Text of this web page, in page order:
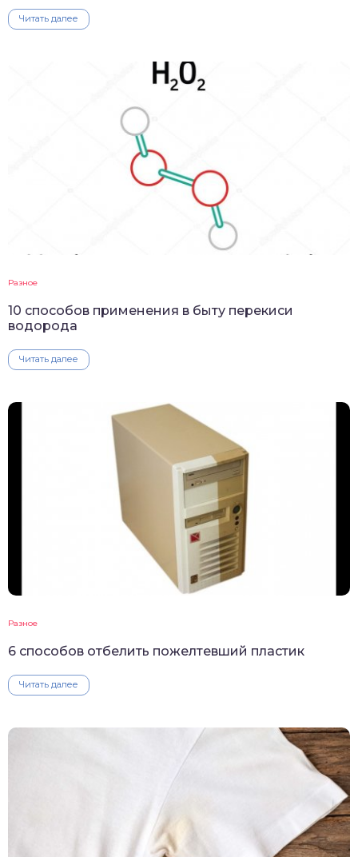
Читать далее
Разное
10 способов применения в быту перекиси
водорода
Читать далее
Разное
6 способов отбелить пожелтевший пластик
Читать далее